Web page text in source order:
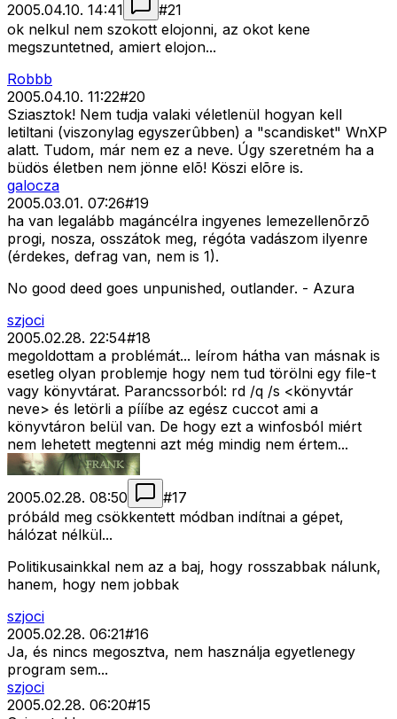
2005.04.10. 14:41
#21
ok nelkul nem szokott elojonni, az okot kene
megszuntetned, amiert elojon...
Robbb
2005.04.10. 11:22#20
Sziasztok! Nem tudja valaki véletlenül hogyan kell
letiltani (viszonylag egyszerûbben) a "scandisket" WnXP
alatt. Tudom, már nem ez a neve. Úgy szeretném ha a
büdös életben nem jönne elõ! Köszi elõre is.
galocza
2005.03.01. 07:26#19
ha van legalább magáncélra ingyenes lemezellenõrzõ
progi, nosza, osszátok meg, régóta vadászom ilyenre
(érdekes, defrag van, nem is 1).
No good deed goes unpunished, outlander. - Azura
szjoci
2005.02.28. 22:54#18
megoldottam a problémát... leírom hátha van másnak is
esetleg olyan problemje hogy nem tud törölni egy file-t
vagy könyvtárat. Parancssorból: rd /q /s <könyvtár
neve> és letörli a píííbe az egész cuccot ami a
könyvtáron belül van. De hogy ezt a winfosból miért
nem lehetett megtenni azt még mindig nem értem...
2005.02.28. 08:50 #17
próbáld meg csökkentett módban indítnai a gépet,
hálózat nélkül...
Politikusainkkal nem az a baj, hogy rosszabbak nálunk,
hanem, hogy nem jobbak
szjoci
2005.02.28. 06:21#16
Ja, és nincs megosztva, nem használja egyetlenegy
program sem...
szjoci
2005.02.28. 06:20#15